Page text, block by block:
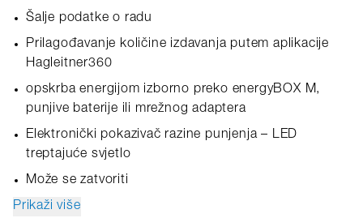
Šalje podatke o radu
Prilagođavanje količine izdavanja putem aplikacije
Hagleitner360
opskrba energijom izborno preko energyBOX M,
punjive baterije ili mrežnog adaptera
Elektronički pokazivač razine punjenja – LED
treptajuće svjetlo
Može se zatvoriti
Prikaži više